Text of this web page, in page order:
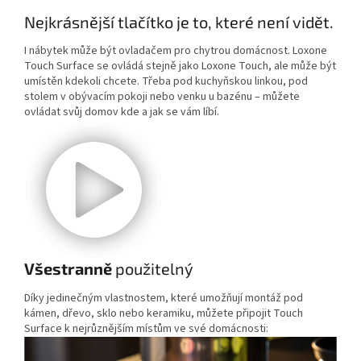
Nejkrásnější tlačítko je to, které není vidět.
I nábytek může být ovladačem pro chytrou domácnost. Loxone
Touch Surface se ovládá stejně jako Loxone Touch, ale může být
umístěn kdekoli chcete. Třeba pod kuchyňskou linkou, pod
stolem v obývacím pokoji nebo venku u bazénu – můžete
ovládat svůj domov kde a jak se vám líbí.
Všestranně použitelný
Díky jedinečným vlastnostem, které umožňují montáž pod
kámen, dřevo, sklo nebo keramiku, můžete připojit Touch
Surface k nejrůznějším místům ve své domácnosti: